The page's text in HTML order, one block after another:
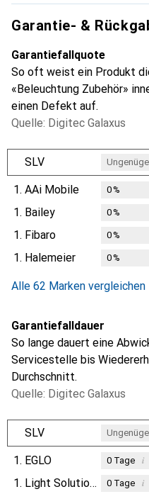
Garantie- &
Garantiefallquote
So oft weist ein Produkt
«Beleuchtung Zubehör»
einen Defekt auf.
Quelle: Digitec Galaxus
SLV
1. AAi Mobile 0%
1. Bailey 0%
1. Fibaro 0%
1. Halemeier 0%
Alle 62 Marken vergleichen
Garantiefalldauer
So lange dauert eine
Servicestelle bis
Durchschnitt.
Quelle: Digitec Galaxus
SLV
1. EGLO 0Tage i
1. Light Solutions 0Tage i